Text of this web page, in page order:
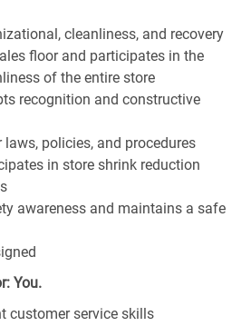
cleanliness, and recovery
floor and participates in the
of the entire store
recognition and constructive
policies, and procedures
in store shrink reduction
awareness and maintains a safe
You.
customer service skills